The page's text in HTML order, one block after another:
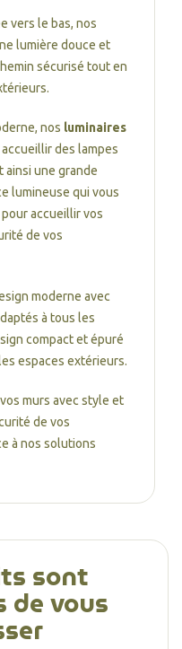
vers le bas, nos
lumière douce et
sécurisé tout en
nos luminaires
des lampes
ainsi une grande
lumineuse qui vous
accueillir vos
de vos
moderne avec
à tous les
compact et épuré
espaces extérieurs.
murs avec style et
de vos
à nos solutions
sont
de vous